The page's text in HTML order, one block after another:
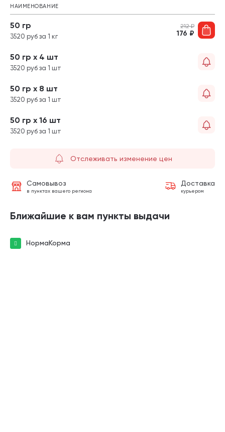
НАИМЕНОВАНИЕ
50 гр
3520 руб за 1 кг
212₽
176 ₽
50 гр х 4 шт
3520 руб за 1 шт
50 гр х 8 шт
3520 руб за 1 шт
50 гр х 16 шт
3520 руб за 1 шт
Отслеживать изменение цен
Самовывоз
в пунктах вашего региона
Доставка
курьером
Ближайшие к вам пункты выдачи
НормаКорма